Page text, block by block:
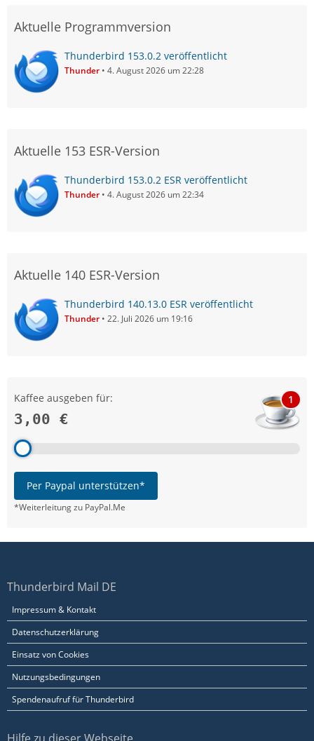
Aktuelle Programmversion
Thunderbird 153.0.2 veröffentlicht
Thunder 4. August 2026 um 22:28
Aktuelle 153 ESR-Version
Thunderbird 153.0.2 ESR veröffentlicht
Thunder 4. August 2026 um 22:34
Aktuelle 140 ESR-Version
Thunderbird 140.13.0 ESR veröffentlicht
Thunder 22. Juli 2026 um 19:16
Kaffee ausgeben für:
3,00 €
1
Per Paypal unterstützen*
*Weiterleitung zu PayPal.Me
Thunderbird Mail DE
Impressum & Kontakt
Datenschutzerklärung
Einsatz von Cookies
Nutzungsbedingungen
Spendenaufruf für Thunderbird